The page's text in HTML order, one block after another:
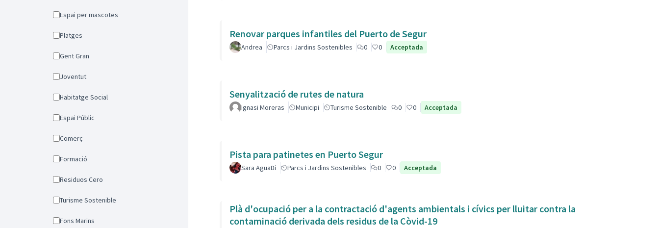
Espai per mascotes
Platges
Gent Gran
Joventut
Habitatge Social
Espai Públic
Comerç
Formació
Residuos Cero
Turisme Sostenible
Fons Marins
Renovar parques infantiles del Puerto de Segur
Andrea Parcs i Jardins Sostenibles 0 0 Acceptada
Senyalització de rutes de natura
Ignasi Moreras Municipi Turisme Sostenible 0 0 Acceptada
Pista para patinetes en Puerto Segur
Sara AguaDi Parcs i Jardins Sostenibles 0 0 Acceptada
Plà d'ocupació per a la contractació d'agents ambientals i cívics per lluitar contra la
contaminació derivada dels residus de la Còvid-19